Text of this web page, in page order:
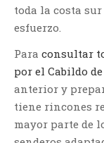
toda la costa
esfuerzo.
Para consultar
por el Cabildo
anterior y
tiene rincones
mayor parte de